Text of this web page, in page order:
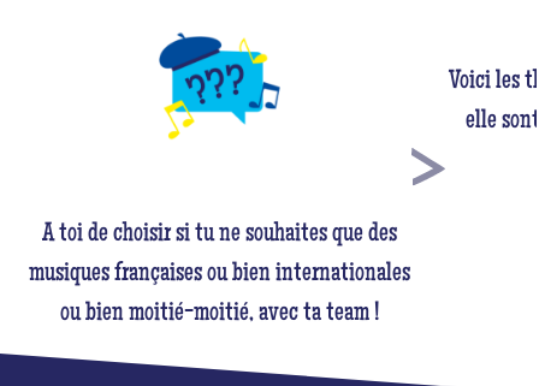
A toi de choisir si tu ne souhaites que des
musiques françaises ou bien internationales
ou bien moitié-moitié, avec ta team !
Voici les
elle